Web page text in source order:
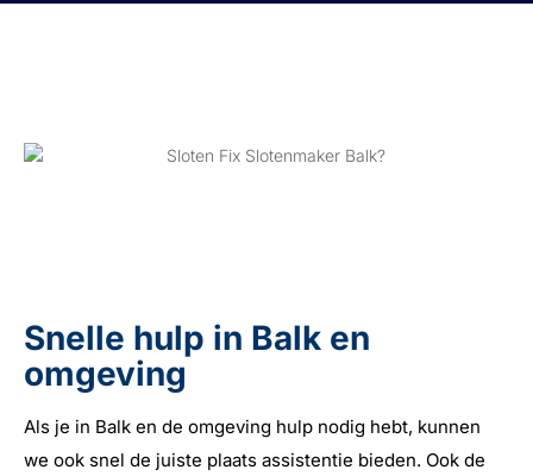
Snelle hulp in Balk en
omgeving
Als je in Balk en de omgeving hulp nodig hebt, kunnen
we ook snel de juiste plaats assistentie bieden. Ook de